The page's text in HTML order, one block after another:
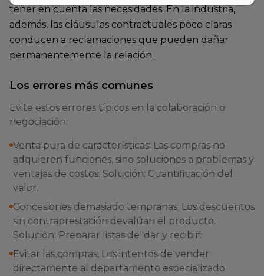
tener en cuenta las necesidades. En la industria,
además, las cláusulas contractuales poco claras
conducen a reclamaciones que pueden dañar
permanentemente la relación.
Los errores más comunes
Evite estos errores típicos en la colaboración o
negociación:
Venta pura de características: Las compras no
adquieren funciones, sino soluciones a problemas y
ventajas de costos. Solución: Cuantificación del
valor.
Concesiones demasiado tempranas: Los descuentos
sin contraprestación devalúan el producto.
Solución: Preparar listas de 'dar y recibir'.
Evitar las compras: Los intentos de vender
directamente al departamento especializado